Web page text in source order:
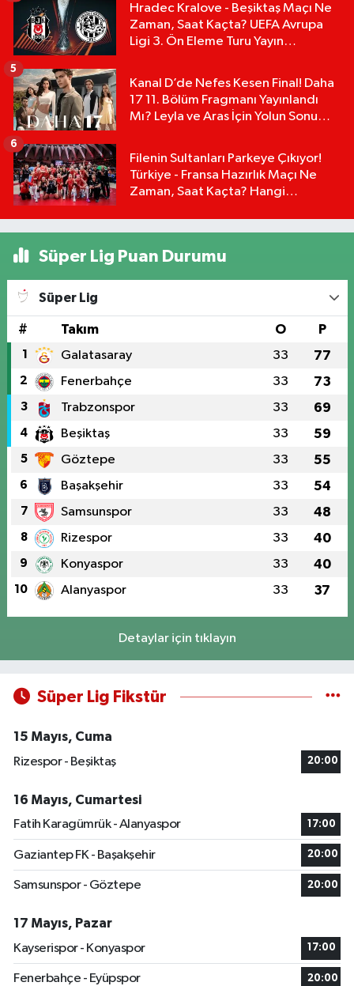
Hradec Kralove - Beşiktaş Maçı Ne
Zaman, Saat Kaçta? UEFA Avrupa
Ligi 3. Ön Eleme Turu Yayın
Kanal D’de Nefes Kesen Final! Daha
17 11. Bölüm Fragmanı Yayınlandı
Mı? Leyla ve Aras İçin Yolun Sonu
5
Filenin Sultanları Parkeye Çıkıyor!
Türkiye - Fransa Hazırlık Maçı Ne
Zaman, Saat Kaçta? Hangi
6
Süper Lig Puan Durumu
Süper Lig
# Takım O P
1 Galatasaray 33 77
2 Fenerbahçe 33 73
3 Trabzonspor 33 69
4 Beşiktaş 33 59
5 Göztepe 33 55
6 Başakşehir 33 54
7 Samsunspor 33 48
8 Rizespor 33 40
9 Konyaspor 33 40
10 Alanyaspor 33 37
Detaylar için tıklayın
Süper Lig Fikstür
15 Mayıs, Cuma
Rizespor - Beşiktaş
20:00
16 Mayıs, Cumartesi
Fatih Karagümrük - Alanyaspor
17:00
Gaziantep FK - Başakşehir 20:00
Samsunspor - Göztepe 20:00
17 Mayıs, Pazar
Kayserispor - Konyaspor
17:00
Fenerbahçe - Eyüpspor 20:00